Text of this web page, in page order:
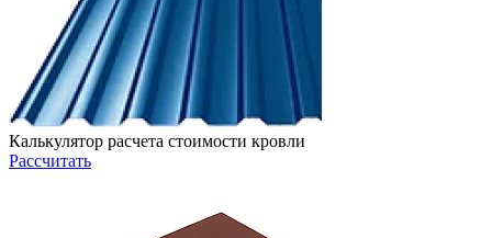
Калькулятор расчета стоимости кровли
Рассчитать